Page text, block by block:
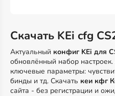
Скачать KEi cfg
Актуальный конфиг KEi для
обновлённый набор
ключевые параметры:
бинды и тд. Скачать кеи кфг
сайта - без регистрации и